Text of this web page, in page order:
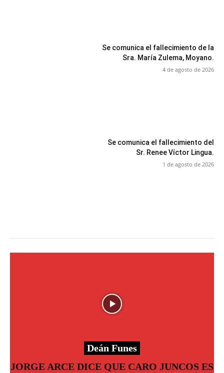
Se comunica el fallecimiento de la
Sra. María Zulema, Moyano.
4 de agosto de 2026
Se comunica el fallecimiento del
Sr. Renee Víctor Lingua.
1 de agosto de 2026
Deán Funes
JORGE ARCE DICE QUE CARO JUNCOS ES